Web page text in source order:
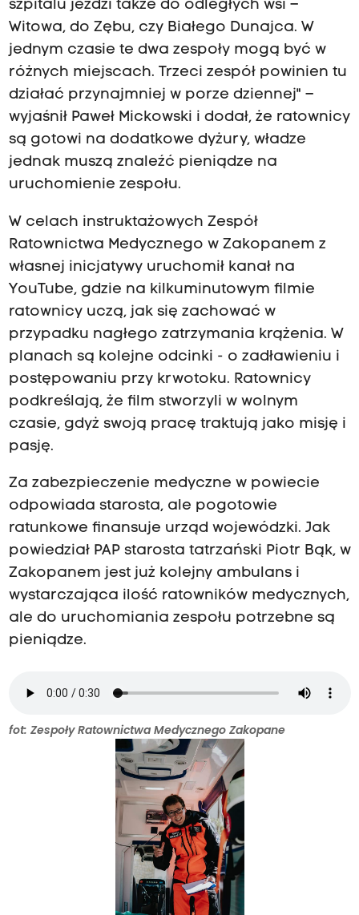
szpitalu jeździ także do odległych wsi –
Witowa, do Zębu, czy Białego Dunajca. W
jednym czasie te dwa zespoły mogą być w
różnych miejscach. Trzeci zespół powinien tu
działać przynajmniej w porze dziennej" –
wyjaśnił Paweł Mickowski i dodał, że ratownicy
są gotowi na dodatkowe dyżury, władze
jednak muszą znaleźć pieniądze na
uruchomienie zespołu.
W celach instruktażowych Zespół
Ratownictwa Medycznego w Zakopanem z
własnej inicjatywy uruchomił kanał na
YouTube, gdzie na kilkuminutowym filmie
ratownicy uczą, jak się zachować w
przypadku nagłego zatrzymania krążenia. W
planach są kolejne odcinki - o zadławieniu i
postępowaniu przy krwotoku. Ratownicy
podkreślają, że film stworzyli w wolnym
czasie, gdyż swoją pracę traktują jako misję i
pasję.
Za zabezpieczenie medyczne w powiecie
odpowiada starosta, ale pogotowie
ratunkowe finansuje urząd wojewódzki. Jak
powiedział PAP starosta tatrzański Piotr Bąk, w
Zakopanem jest już kolejny ambulans i
wystarczająca ilość ratowników medycznych,
ale do uruchomiania zespołu potrzebne są
pieniądze.
fot: Zespoły Ratownictwa Medycznego Zakopane